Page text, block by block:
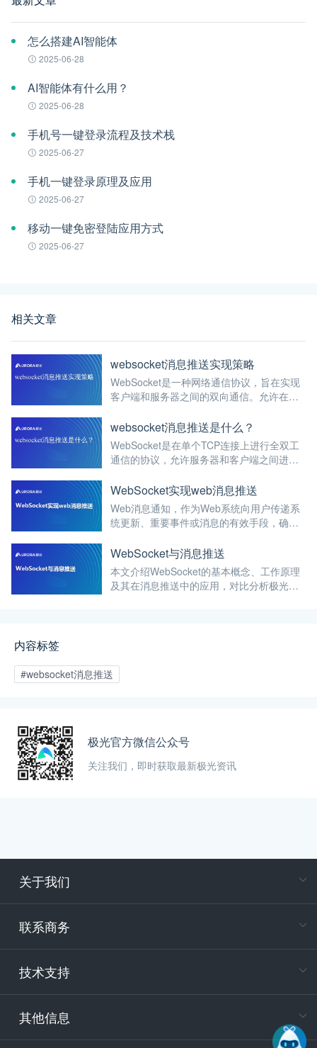
怎么搭建AI智能体
2025-06-28
AI智能体有什么用？
2025-06-28
手机号一键登录流程及技术栈
2025-06-27
手机一键登录原理及应用
2025-06-27
移动一键免密登陆应用方式
2025-06-27
相关文章
websocket消息推送实现策略
WebSocket是一种网络通信协议，旨在实现
客户端和服务器之间的双向通信。允许在单
和接收）通信。
websocket消息推送是什么？
WebSocket是在单个TCP连接上进行全双工
通信的协议，允许服务器和客户端之间进行
协议的单向通信限制，实现真正的实时数据
交换，使得浏览器和服务器之间的通信变得
更加高效和实时。
WebSocket实现web消息推送
Web消息通知，作为Web系统向用户传递系
统更新、重要事件或消息的有效手段，确保
在App和网页应用的广泛使用中，消息通知
已成为产品与用户之间信息同步不可或缺的
桥梁。
WebSocket与消息推送
本文介绍WebSocket的基本概念、工作原理
及其在消息推送中的应用，对比分析极光推
内容标签
#websocket消息推送
极光官方微信公众号
关注我们，即时获取最新极光资讯
关于我们
联系商务
技术支持
其他信息
电
400-
技